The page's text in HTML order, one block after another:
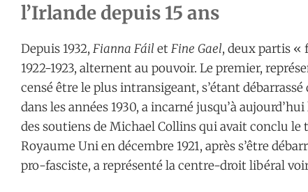
l’Irlande depuis 15 ans
Depuis 1932, Fianna Fáil et Fine Gael, deux partis «
1922-1923, alternent au pouvoir. Le premier,
censé être le plus intransigeant, s’étant
dans les années 1930, a incarné jusqu’à
des soutiens de Michael Collins qui avait conclu le
Royaume Uni en décembre 1921, après s’être
pro-fasciste, a représenté la centre-droit libéral